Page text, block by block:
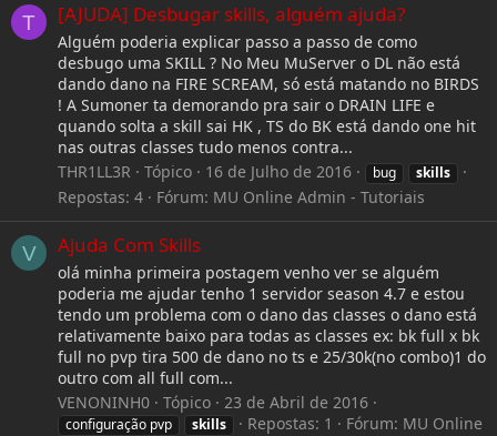
T [AJUDA] Desbugar skills, alguém ajuda?
Alguém poderia explicar passo a passo de como
desbugo uma SKILL ? No Meu MuServer o DL não está
dando dano na FIRE SCREAM, só está matando no BIRDS
! A Sumoner ta demorando pra sair o DRAIN LIFE e
quando solta a skill sai HK , TS do BK está dando one hit
nas outras classes tudo menos contra...
THR1LL3R
Tópico 16 de Julho de 2016 bug skills
Repostas: 4 Fórum: MU Online Admin - Tutoriais
V Ajuda Com Skills
olá minha primeira postagem venho ver se alguém
poderia me ajudar tenho 1 servidor season 4.7 e estou
tendo um problema com o dano das classes o dano está
relativamente baixo para todas as classes ex: bk full x bk
full no pvp tira 500 de dano no ts e 25/30k(no combo)1 do
outro com all full com...
VENONINH0
Tópico 23 de Abril de 2016
configuração pvp skills Repostas: 1 Fórum: MU Online